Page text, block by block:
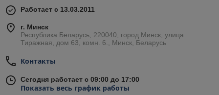
Работает с 13.03.2011
г. Минск
Республика Беларусь, 220040, город Минск, улица
Тиражная, дом 63, комн. 6., Минск, Беларусь
Контакты
Сегодня работает с 09:00 до 17:00
Показать весь график работы